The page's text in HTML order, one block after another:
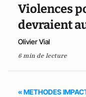
Violences
devraient
Olivier Vial
6 min de lecture
« METHODES